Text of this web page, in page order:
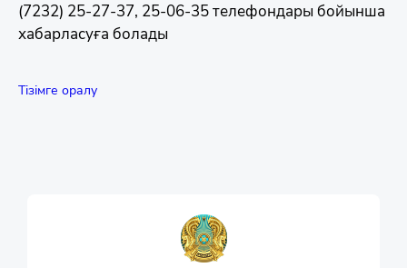
(7232) 25-27-37, 25-06-35 телефондары бойынша
хабарласуға болады
Тізімге оралу